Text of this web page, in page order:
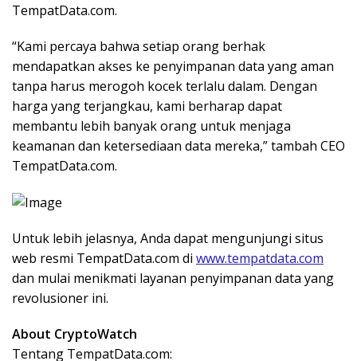
TempatData.com.
“Kami percaya bahwa setiap orang berhak
mendapatkan akses ke penyimpanan data yang aman
tanpa harus merogoh kocek terlalu dalam. Dengan
harga yang terjangkau, kami berharap dapat
membantu lebih banyak orang untuk menjaga
keamanan dan ketersediaan data mereka,” tambah CEO
TempatData.com.
Untuk lebih jelasnya, Anda dapat mengunjungi situs
web resmi TempatData.com di www.tempatdata.com
dan mulai menikmati layanan penyimpanan data yang
revolusioner ini.
About CryptoWatch
Tentang TempatData.com: